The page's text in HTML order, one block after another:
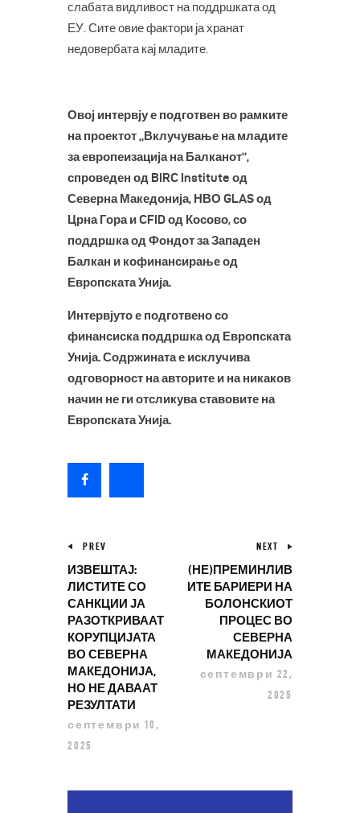
слабата видливост на поддршката од
ЕУ. Сите овие фактори ја хранат
недовербата кај младите.
Овој интервју е подготвен во рамките
на проектот „Вклучување на младите
за европеизација на Балканот“,
спроведен од BIRC Institute од
Северна Македонија, НВО GLAS од
Црна Гора и CFID од Косово, со
поддршка од Фондот за Западен
Балкан и кофинансирање од
Европската Унија.
Интервјуто е подготвено со
финансиска поддршка од Европската
Унија. Содржината е исклучива
одговорност на авторите и на никаков
начин не ги отсликува ставовите на
Европската Унија.
PREV
ИЗВЕШТАЈ:
ЛИСТИТЕ СО
САНКЦИИ ЈА
РАЗОТКРИВААТ
КОРУПЦИЈАТА
ВО СЕВЕРНА
МАКЕДОНИЈА,
НО НЕ ДАВААТ
РЕЗУЛТАТИ
септември 10,
2025
NEXT
(НЕ)ПРЕМИНЛИВ
ИТЕ БАРИЕРИ НА
БОЛОНСКИОТ
ПРОЦЕС ВО
СЕВЕРНА
МАКЕДОНИЈА
септември 22,
2025